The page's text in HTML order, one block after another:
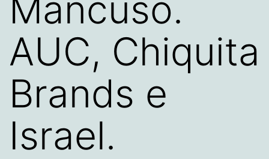
AUC, Chiquita
Brands e
Israel.